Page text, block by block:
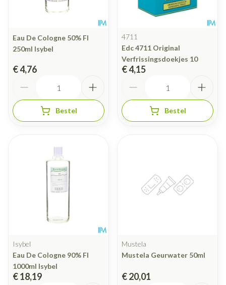
Eau De Cologne 50% Fl
250ml Isybel
€ 4,76
Bestel
4711
Edc 4711 Original
Verfrissingsdoekjes 10
€ 4,15
Bestel
Isybel
Eau De Cologne 90% Fl
1000ml Isybel
€ 18,19
Mustela
Mustela Geurwater 50ml
€ 20,01